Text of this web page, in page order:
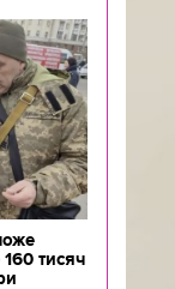
тисяч